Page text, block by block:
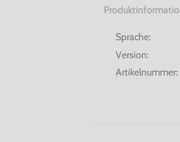
Sprache:
Version:
Artikelnummer: